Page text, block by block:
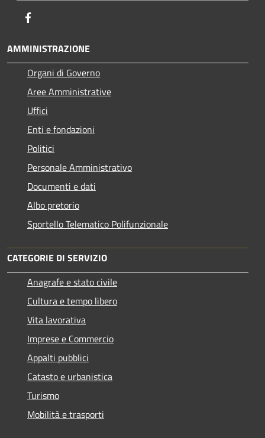
AMMINISTRAZIONE
Organi di Governo
Aree Amministrative
Uffici
Enti e fondazioni
Politici
Personale Amministrativo
Documenti e dati
Albo pretorio
Sportello Telematico Polifunzionale
CATEGORIE DI SERVIZIO
Anagrafe e stato civile
Cultura e tempo libero
Vita lavorativa
Imprese e Commercio
Appalti pubblici
Catasto e urbanistica
Turismo
Mobilità e trasporti